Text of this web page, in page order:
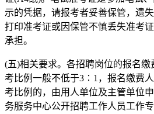
示的凭据，请报考者妥善保管，遗
打印准考证或因保管不慎丢失准考
承担。
(五)相关要求。各招聘岗位的报名
考比例一般不低于3∶1，报名缴费
考比例的，由用人单位及主管单位
务服务中心公开招聘工作人员工作